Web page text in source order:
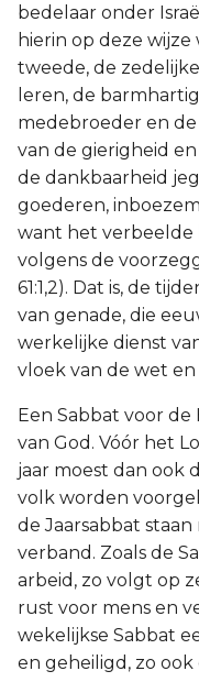
bedelaar onder
hierin op deze wijze
tweede, de
leren, de
medebroeder en
van de gierigheid
de dankbaarheid
goederen,
want het verbeelde
volgens de
61:1,2). Dat is, de
van genade, die
werkelijke dienst
vloek van de wet
Een Sabbat voor de
van God. Vóór het
jaar moest dan ook
volk worden
de Jaarsabbat
verband. Zoals de
arbeid, zo volgt op
rust voor mens en
wekelijkse Sabbat
en geheiligd, zo ook